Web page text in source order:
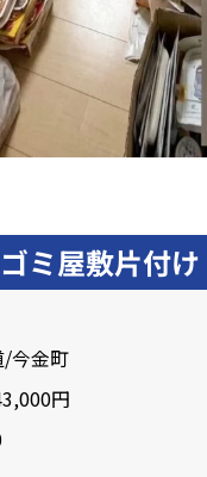
ゴミ屋敷片付け
/今金町
円